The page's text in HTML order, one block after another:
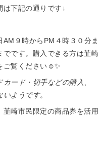
下記の通りです↓
９時からPM４時３０分ま
です。購入できる方は韮崎
ご覧ください☺️✨
ード・切手などの購入、
いようです。
韮崎市民限定の商品券を活用